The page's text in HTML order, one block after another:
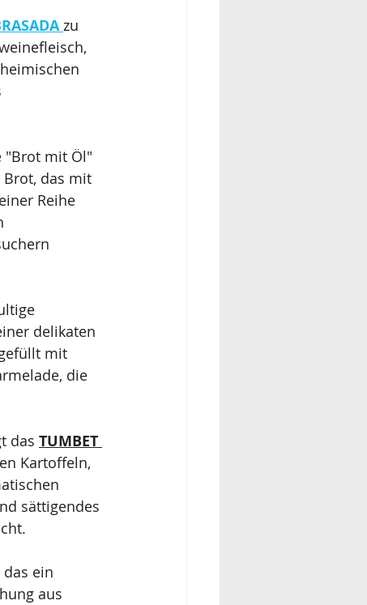
zu
"Brot mit Öl"
das mit
Reihe
delikaten
mit
die
das TUMBET
Kartoffeln,
sättigendes
ein
aus